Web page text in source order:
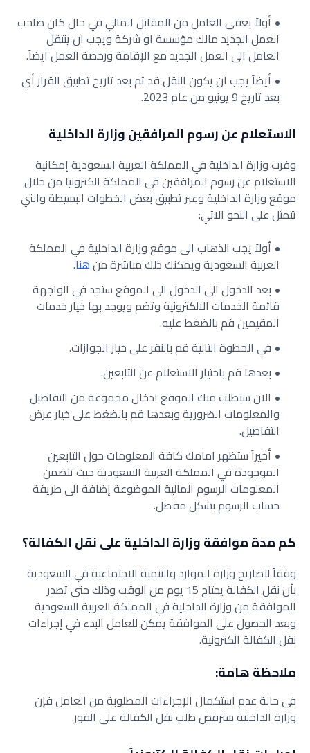
أولاً يعفى العامل من المقابل المالي في حال كان صاحب
العمل الجديد مالك مؤسسة او شركة ويجب ان ينتقل
العامل الى العمل الجديد مع الإقامة ورخصة العمل ايضاً.
أيضاً يجب ان يكون النقل قد تم بعد تاريخ تطبيق القرار أي
بعد تاريخ 9 يونيو من عام 2023.
الاستعلام عن رسوم المرافقين وزارة الداخلية
وفرت وزارة الداخلية في المملكة العربية السعودية إمكانية
الاستعلام عن رسوم المرافقين في المملكة الكترونيا من خلال
موقع وزارة الداخلية وعبر تطبيق بعض الخطوات البسيطة والتي
تتمثل على النحو الاتي:
أولاً يجب الذهاب الى موقع وزارة الداخلية في المملكة
العربية السعودية ويمكنك ذلك مباشرة منهنا.
بعد الدخول الى الدخول الى الموقع ستجد في الواجهة
قائمة الخدمات الالكترونية وتضم ويوجد بها خيار خدمات
المقيمين قم بالضغط عليه.
في الخطوة التالية قم بالنقر على خيار الجوازات.
بعدها قم باختيار الاستعلام عن التابعين.
الان سيطلب منك الموقع ادخال مجموعة من التفاصيل
والمعلومات الضرورية وبعدها قم بالضغط على خيار عرض
التفاصيل.
أخيراً ستظهر امامك كافة المعلومات حول التابعين
الموجودة في المملكة العربية السعودية حيث تتضمن
المعلومات الرسوم المالية الموضوعة إضافة الى طريقة
حساب الرسوم بشكل مفصل.
كم مدة موافقة وزارة الداخلية على نقل الكفالة؟
وفقاً لتصاريح وزارة الموارد والتنمية الاجتماعية في السعودية
بأن نقل الكفالة يحتاج 15 يوم من الوقت وذلك حتى تصدر
الموافقة من وزارة الداخلية في المملكة العربية السعودية
وبعد الحصول على الموافقة يمكن للعامل البدء في إجراءات
نقل الكفالة الكترونية.
ملاحظة هامة:
في حالة عدم استكمال الإجراءات المطلوبة من العامل فإن
وزارة الداخلية سترفض طلب نقل الكفالة على الفور.